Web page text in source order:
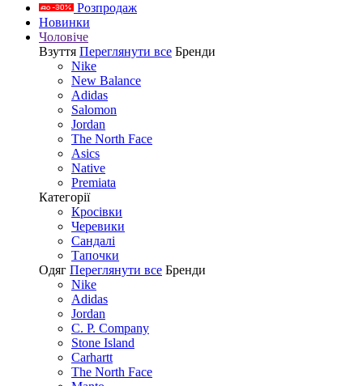
Розпродаж
Новинки
Чоловіче
Взуття Переглянути все Бренди
Nike
New Balance
Adidas
Salomon
Jordan
The North Face
Asics
Native
Premiata
Категорії
Кросівки
Черевики
Сандалі
Tапочки
Одяг Переглянути все Бренди
Nike
Adidas
Jordan
C. P. Company
Stone Island
Carhartt
The North Face